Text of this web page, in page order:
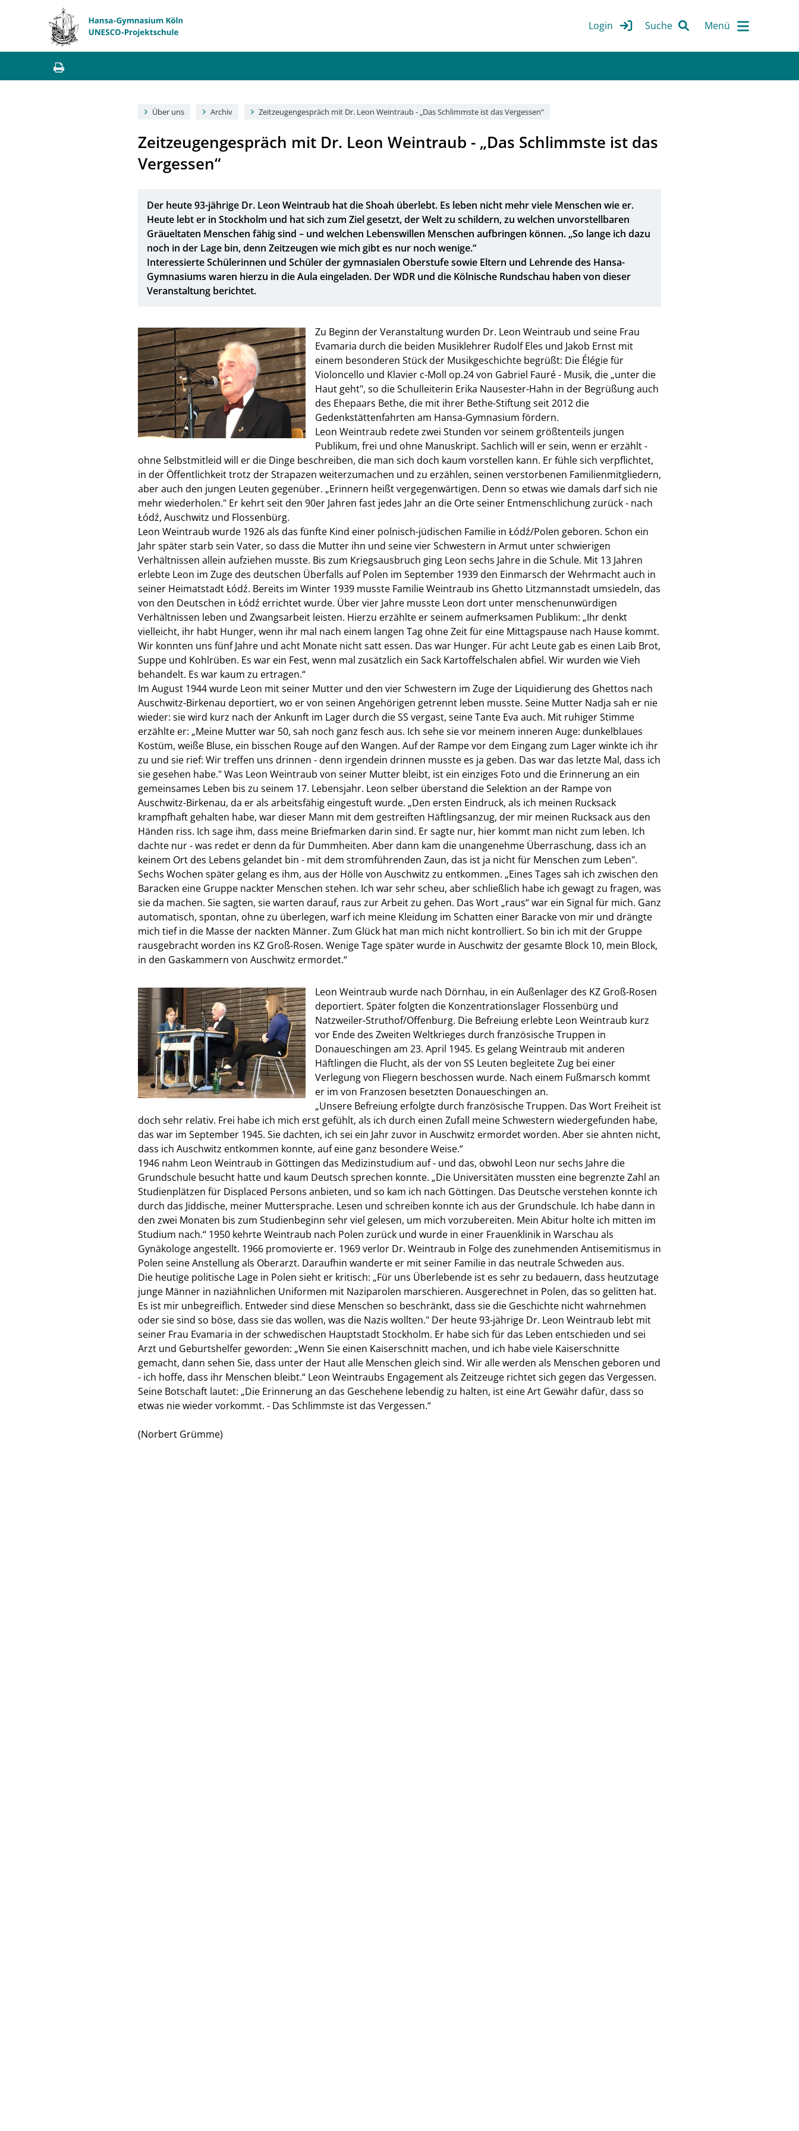
Login Suche
Über uns Archiv Zeitzeugengespräch mit Dr. Leon Weintraub - „Das Schlimmste ist das Vergessen“
Zeitzeugengespräch mit Dr. Leon Weintraub - „Das Schlimmste ist das
Vergessen“
Der heute 93-jährige Dr. Leon Weintraub hat die Shoah überlebt. Es leben nicht mehr viele Menschen wie er.
Heute lebt er in Stockholm und hat sich zum Ziel gesetzt, der Welt zu schildern, zu welchen unvorstellbaren
Gräueltaten Menschen fähig sind – und welchen Lebenswillen Menschen aufbringen können. „So lange ich dazu
noch in der Lage bin, denn Zeitzeugen wie mich gibt es nur noch wenige.“
Interessierte Schülerinnen und Schüler der gymnasialen Oberstufe sowie Eltern und Lehrende des Hansa-
Gymnasiums waren hierzu in die Aula eingeladen. Der WDR und die Kölnische Rundschau haben von dieser
Veranstaltung berichtet.
Zu Beginn der Veranstaltung wurden Dr. Leon Weintraub und seine Frau
Evamaria durch die beiden Musiklehrer Rudolf Eles und Jakob Ernst mit
einem besonderen Stück der Musikgeschichte begrüßt: Die Élégie für
Violoncello und Klavier c-Moll op.24 von Gabriel Fauré - Musik, die „unter die
Haut geht", so die Schulleiterin Erika Nausester-Hahn in der Begrüßung auch
des Ehepaars Bethe, die mit ihrer Bethe-Stiftung seit 2012 die
Gedenkstättenfahrten am Hansa-Gymnasium fördern.
Leon Weintraub redete zwei Stunden vor seinem größtenteils jungen
Publikum, frei und ohne Manuskript. Sachlich will er sein, wenn er erzählt -
ohne Selbstmitleid will er die Dinge beschreiben, die man sich doch kaum vorstellen kann. Er fühle sich verpflichtet,
in der Öffentlichkeit trotz der Strapazen weiterzumachen und zu erzählen, seinen verstorbenen Familienmitgliedern,
aber auch den jungen Leuten gegenüber. „Erinnern heißt vergegenwärtigen. Denn so etwas wie damals darf sich nie
mehr wiederholen." Er kehrt seit den 90er Jahren fast jedes Jahr an die Orte seiner Entmenschlichung zurück - nach
Łódź, Auschwitz und Flossenbürg.
Leon Weintraub wurde 1926 als das fünfte Kind einer polnisch-jüdischen Familie in Łódź/Polen geboren. Schon ein
Jahr später starb sein Vater, so dass die Mutter ihn und seine vier Schwestern in Armut unter schwierigen
Verhältnissen allein aufziehen musste. Bis zum Kriegsausbruch ging Leon sechs Jahre in die Schule. Mit 13 Jahren
erlebte Leon im Zuge des deutschen Überfalls auf Polen im September 1939 den Einmarsch der Wehrmacht auch in
seiner Heimatstadt Łódź. Bereits im Winter 1939 musste Familie Weintraub ins Ghetto Litzmannstadt umsiedeln, das
von den Deutschen in Łódź errichtet wurde. Über vier Jahre musste Leon dort unter menschenunwürdigen
Verhältnissen leben und Zwangsarbeit leisten. Hierzu erzählte er seinem aufmerksamen Publikum: „Ihr denkt
vielleicht, ihr habt Hunger, wenn ihr mal nach einem langen Tag ohne Zeit für eine Mittagspause nach Hause kommt.
Wir konnten uns fünf Jahre und acht Monate nicht satt essen. Das war Hunger. Für acht Leute gab es einen Laib Brot,
Suppe und Kohlrüben. Es war ein Fest, wenn mal zusätzlich ein Sack Kartoffelschalen abfiel. Wir wurden wie Vieh
behandelt. Es war kaum zu ertragen.“
Im August 1944 wurde Leon mit seiner Mutter und den vier Schwestern im Zuge der Liquidierung des Ghettos nach
Auschwitz-Birkenau deportiert, wo er von seinen Angehörigen getrennt leben musste. Seine Mutter Nadja sah er nie
wieder: sie wird kurz nach der Ankunft im Lager durch die SS vergast, seine Tante Eva auch. Mit ruhiger Stimme
erzählte er: „Meine Mutter war 50, sah noch ganz fesch aus. Ich sehe sie vor meinem inneren Auge: dunkelblaues
Kostüm, weiße Bluse, ein bisschen Rouge auf den Wangen. Auf der Rampe vor dem Eingang zum Lager winkte ich ihr
zu und sie rief: Wir treffen uns drinnen - denn irgendein drinnen musste es ja geben. Das war das letzte Mal, dass ich
sie gesehen habe." Was Leon Weintraub von seiner Mutter bleibt, ist ein einziges Foto und die Erinnerung an ein
gemeinsames Leben bis zu seinem 17. Lebensjahr. Leon selber überstand die Selektion an der Rampe von
Auschwitz-Birkenau, da er als arbeitsfähig eingestuft wurde. „Den ersten Eindruck, als ich meinen Rucksack
krampfhaft gehalten habe, war dieser Mann mit dem gestreiften Häftlingsanzug, der mir meinen Rucksack aus den
Händen riss. Ich sage ihm, dass meine Briefmarken darin sind. Er sagte nur, hier kommt man nicht zum leben. Ich
dachte nur - was redet er denn da für Dummheiten. Aber dann kam die unangenehme Überraschung, dass ich an
keinem Ort des Lebens gelandet bin - mit dem stromführenden Zaun, das ist ja nicht für Menschen zum Leben".
Sechs Wochen später gelang es ihm, aus der Hölle von Auschwitz zu entkommen. „Eines Tages sah ich zwischen den
Baracken eine Gruppe nackter Menschen stehen. Ich war sehr scheu, aber schließlich habe ich gewagt zu fragen, was
sie da machen. Sie sagten, sie warten darauf, raus zur Arbeit zu gehen. Das Wort „raus“ war ein Signal für mich. Ganz
automatisch, spontan, ohne zu überlegen, warf ich meine Kleidung im Schatten einer Baracke von mir und drängte
mich tief in die Masse der nackten Männer. Zum Glück hat man mich nicht kontrolliert. So bin ich mit der Gruppe
rausgebracht worden ins KZ Groß-Rosen. Wenige Tage später wurde in Auschwitz der gesamte Block 10, mein Block,
in den Gaskammern von Auschwitz ermordet.“
Leon Weintraub wurde nach Dörnhau, in ein Außenlager des KZ Groß-Rosen
deportiert. Später folgten die Konzentrationslager Flossenbürg und
Natzweiler-Struthof/Offenburg. Die Befreiung erlebte Leon Weintraub kurz
vor Ende des Zweiten Weltkrieges durch französische Truppen in
Donaueschingen am 23. April 1945. Es gelang Weintraub mit anderen
Häftlingen die Flucht, als der von SS Leuten begleitete Zug bei einer
Verlegung von Fliegern beschossen wurde. Nach einem Fußmarsch kommt
er im von Franzosen besetzten Donaueschingen an.
„Unsere Befreiung erfolgte durch französische Truppen. Das Wort Freiheit ist
doch sehr relativ. Frei habe ich mich erst gefühlt, als ich durch einen Zufall meine Schwestern wiedergefunden habe,
das war im September 1945. Sie dachten, ich sei ein Jahr zuvor in Auschwitz ermordet worden. Aber sie ahnten nicht,
dass ich Auschwitz entkommen konnte, auf eine ganz besondere Weise.“
1946 nahm Leon Weintraub in Göttingen das Medizinstudium auf - und das, obwohl Leon nur sechs Jahre die
Grundschule besucht hatte und kaum Deutsch sprechen konnte. „Die Universitäten mussten eine begrenzte Zahl an
Studienplätzen für Displaced Persons anbieten, und so kam ich nach Göttingen. Das Deutsche verstehen konnte ich
durch das Jiddische, meiner Muttersprache. Lesen und schreiben konnte ich aus der Grundschule. Ich habe dann in
den zwei Monaten bis zum Studienbeginn sehr viel gelesen, um mich vorzubereiten. Mein Abitur holte ich mitten im
Studium nach.“ 1950 kehrte Weintraub nach Polen zurück und wurde in einer Frauenklinik in Warschau als
Gynäkologe angestellt. 1966 promovierte er. 1969 verlor Dr. Weintraub in Folge des zunehmenden Antisemitismus in
Polen seine Anstellung als Oberarzt. Daraufhin wanderte er mit seiner Familie in das neutrale Schweden aus.
Die heutige politische Lage in Polen sieht er kritisch: „Für uns Überlebende ist es sehr zu bedauern, dass heutzutage
junge Männer in naziähnlichen Uniformen mit Naziparolen marschieren. Ausgerechnet in Polen, das so gelitten hat.
Es ist mir unbegreiflich. Entweder sind diese Menschen so beschränkt, dass sie die Geschichte nicht wahrnehmen
oder sie sind so böse, dass sie das wollen, was die Nazis wollten." Der heute 93-jährige Dr. Leon Weintraub lebt mit
seiner Frau Evamaria in der schwedischen Hauptstadt Stockholm. Er habe sich für das Leben entschieden und sei
Arzt und Geburtshelfer geworden: „Wenn Sie einen Kaiserschnitt machen, und ich habe viele Kaiserschnitte
gemacht, dann sehen Sie, dass unter der Haut alle Menschen gleich sind. Wir alle werden als Menschen geboren und
- ich hoffe, dass ihr Menschen bleibt.“ Leon Weintraubs Engagement als Zeitzeuge richtet sich gegen das Vergessen.
Seine Botschaft lautet: „Die Erinnerung an das Geschehene lebendig zu halten, ist eine Art Gewähr dafür, dass so
etwas nie wieder vorkommt. - Das Schlimmste ist das Vergessen.“
(Norbert Grümme)